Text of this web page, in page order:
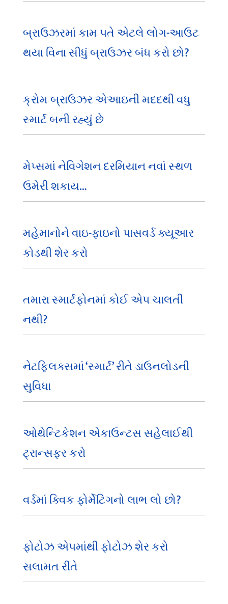
બ્રાઉઝરમાં કામ પતે એટલે લોગ-આઉટ
થયા વિના સીધું બ્રાઉઝર બંધ કરો છો?
ક્રોમ બ્રાઉઝર એઆઇની મદદથી વધુ
સ્માર્ટ બની રહ્યું છે
મેપ્સમાં નેવિગેશન દરમિયાન નવાં સ્થળ
ઉમેરી શકાય…
મહેમાનોને વાઇ-ફાઇનો પાસવર્ડ ક્યૂઆર
કોડથી શેર કરો
તમારા સ્માર્ટફોનમાં કોઈ એપ ચાલતી
નથી?
નેટફ્લિક્સમાં ‘સ્માર્ટ’ રીતે ડાઉનલોડની
સુવિધા
ઓથેન્ટિકેશન એકાઉન્ટસ સહેલાઈથી
ટ્રાન્સફર કરો
વર્ડમાં ક્વિક ફોર્મેટિંગનો લાભ લો છો?
ફોટોઝ એપમાંથી ફોટોઝ શેર કરો
સલામત રીતે